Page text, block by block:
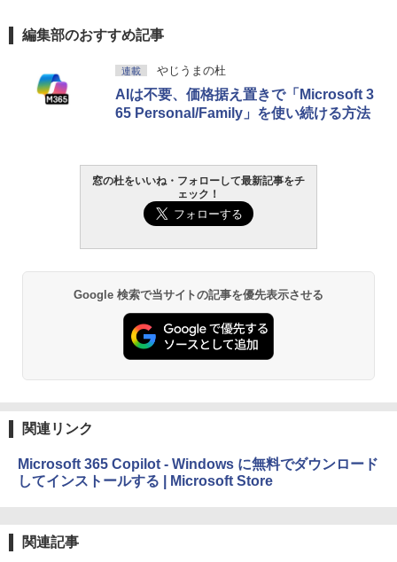
編集部のおすすめ記事
連載 やじうまの杜
AIは不要、価格据え置きで「Microsoft 3
65 Personal/Family」を使い続ける方法
窓の杜をいいね・フォローして最新記事をチ
ェック！
Google 検索で当サイトの記事を優先表示させる
関連リンク
Microsoft 365 Copilot - Windows に無料でダウンロード
してインストールする | Microsoft Store
関連記事